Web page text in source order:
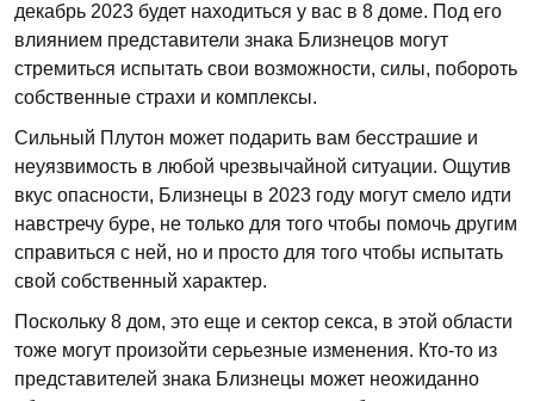
декабрь 2023 будет находиться у вас в 8 доме. Под его
влиянием представители знака Близнецов могут
стремиться испытать свои возможности, силы, побороть
собственные страхи и комплексы.
Сильный Плутон может подарить вам бесстрашие и
неуязвимость в любой чрезвычайной ситуации. Ощутив
вкус опасности, Близнецы в 2023 году могут смело идти
навстречу буре, не только для того чтобы помочь другим
справиться с ней, но и просто для того чтобы испытать
свой собственный характер.
Поскольку 8 дом, это еще и сектор секса, в этой области
тоже могут произойти серьезные изменения. Кто-то из
представителей знака Близнецы может неожиданно